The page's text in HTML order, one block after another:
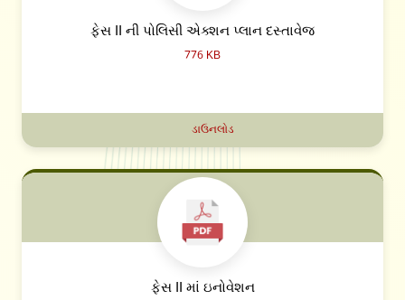
ફેસ II ની પોલિસી એક્શન પ્લાન દસ્તાવેજ
776 KB
ડાઉનલોડ
ફેસ II માં ઇનોવેશન